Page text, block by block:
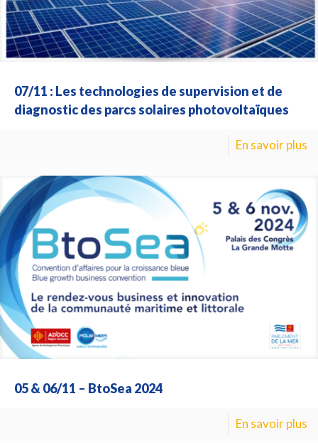
07/11 : Les technologies de supervision et de
diagnostic des parcs solaires photovoltaïques
En savoir plus
05 & 06/11 – BtoSea 2024
En savoir plus